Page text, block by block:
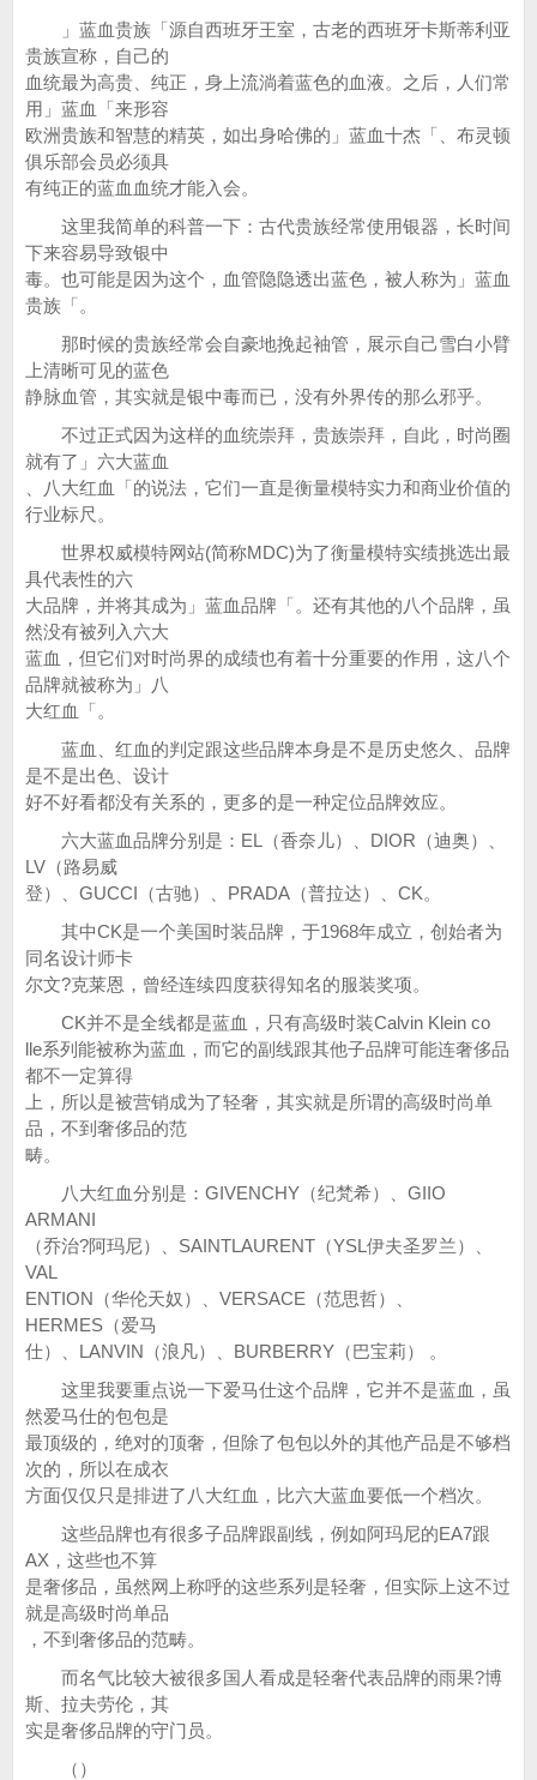
」蓝血贵族「源自西班牙王室，古老的西班牙卡斯蒂利亚
贵族宣称，自己的
血统最为高贵、纯正，身上流淌着蓝色的血液。之后，人们常
用」蓝血「来形容
欧洲贵族和智慧的精英，如出身哈佛的」蓝血十杰「、布灵顿
俱乐部会员必须具
有纯正的蓝血血统才能入会。
这里我简单的科普一下：古代贵族经常使用银器，长时间
下来容易导致银中
毒。也可能是因为这个，血管隐隐透出蓝色，被人称为」蓝血
贵族「。
那时候的贵族经常会自豪地挽起袖管，展示自己雪白小臂
上清晰可见的蓝色
静脉血管，其实就是银中毒而已，没有外界传的那么邪乎。
不过正式因为这样的血统崇拜，贵族崇拜，自此，时尚圈
就有了」六大蓝血
、八大红血「的说法，它们一直是衡量模特实力和商业价值的
行业标尺。
世界权威模特网站(简称MDC)为了衡量模特实绩挑选出最
具代表性的六
大品牌，并将其成为」蓝血品牌「。还有其他的八个品牌，虽
然没有被列入六大
蓝血，但它们对时尚界的成绩也有着十分重要的作用，这八个
品牌就被称为」八
大红血「。
蓝血、红血的判定跟这些品牌本身是不是历史悠久、品牌
是不是出色、设计
好不好看都没有关系的，更多的是一种定位品牌效应。
六大蓝血品牌分别是：EL（香奈儿）、DIOR（迪奥）、
LV（路易威
登）、GUCCI（古驰）、PRADA（普拉达）、CK。
其中CK是一个美国时装品牌，于1968年成立，创始者为
同名设计师卡
尔文?克莱恩，曾经连续四度获得知名的服装奖项。
CK并不是全线都是蓝血，只有高级时装Calvin Klein co
lle系列能被称为蓝血，而它的副线跟其他子品牌可能连奢侈品
都不一定算得
上，所以是被营销成为了轻奢，其实就是所谓的高级时尚单
品，不到奢侈品的范
畴。
八大红血分别是：GIVENCHY（纪梵希）、GIIO
ARMANI
（乔治?阿玛尼）、SAINTLAURENT（YSL伊夫圣罗兰）、
VAL
ENTION（华伦天奴）、VERSACE（范思哲）、
HERMES（爱马
仕）、LANVIN（浪凡）、BURBERRY（巴宝莉） 。
这里我要重点说一下爱马仕这个品牌，它并不是蓝血，虽
然爱马仕的包包是
最顶级的，绝对的顶奢，但除了包包以外的其他产品是不够档
次的，所以在成衣
方面仅仅只是排进了八大红血，比六大蓝血要低一个档次。
这些品牌也有很多子品牌跟副线，例如阿玛尼的EA7跟
AX，这些也不算
是奢侈品，虽然网上称呼的这些系列是轻奢，但实际上这不过
就是高级时尚单品
，不到奢侈品的范畴。
而名气比较大被很多国人看成是轻奢代表品牌的雨果?博
斯、拉夫劳伦，其
实是奢侈品牌的守门员。
（）